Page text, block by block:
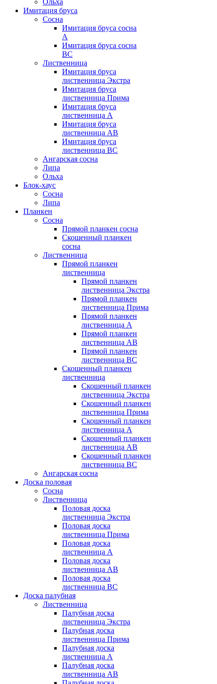
Имитация бруса
Сосна
Имитация бруса сосна
А
Имитация бруса сосна
BC
Лиственница
Имитация бруса
лиственница Экстра
Имитация бруса
лиственница Прима
Имитация бруса
лиственница А
Имитация бруса
лиственница АB
Имитация бруса
лиственница BC
Ангарская сосна
Липа
Ольха
Блок-хаус
Сосна
Липа
Планкен
Сосна
Прямой планкен сосна
Скошенный планкен
сосна
Лиственница
Прямой планкен
лиственница
Прямой планкен
лиственница Экстра
Прямой планкен
лиственница Прима
Прямой планкен
лиственница А
Прямой планкен
лиственница AB
Прямой планкен
лиственница BC
Скошенный планкен
лиственница
Скошенный планкен
лиственница Экстра
Скошенный планкен
лиственница Прима
Скошенный планкен
лиственница А
Скошенный планкен
лиственница AB
Скошенный планкен
лиственница BC
Ангарская сосна
Доска половая
Сосна
Лиственница
Половая доска
лиственница Экстра
Половая доска
лиственница Прима
Половая доска
лиственница А
Половая доска
лиственница АB
Половая доска
лиственница BC
Доска палубная
Лиственница
Палубная доска
лиственница Экстра
Палубная доска
лиственница Прима
Палубная доска
лиственница А
Палубная доска
лиственница АB